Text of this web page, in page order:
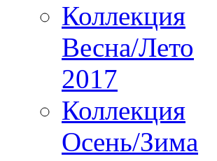
Коллекция
Весна/Лето
2017
Коллекция
Осень/Зима